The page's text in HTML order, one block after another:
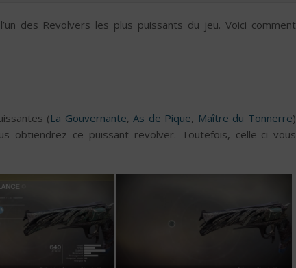
des Revolvers les plus puissants du jeu. Voici comment
(La Gouvernante,As de Pique, Maître du Tonnerre)
obtiendrez ce puissant revolver. Toutefois, celle-ci vous